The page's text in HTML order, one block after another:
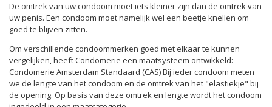
De omtrek van uw condoom moet iets kleiner zijn dan de omtrek van
uw penis. Een condoom moet namelijk wel een beetje knellen om
goed te blijven zitten.
Om verschillende condoommerken goed met elkaar te kunnen
vergelijken, heeft Condomerie een maatsysteem ontwikkeld:
Condomerie Amsterdam Standaard (CAS) Bij ieder condoom meten
we de lengte van het condoom en de omtrek van het "elastiekje" bij
de opening. Op basis van deze omtrek en lengte wordt het condoom